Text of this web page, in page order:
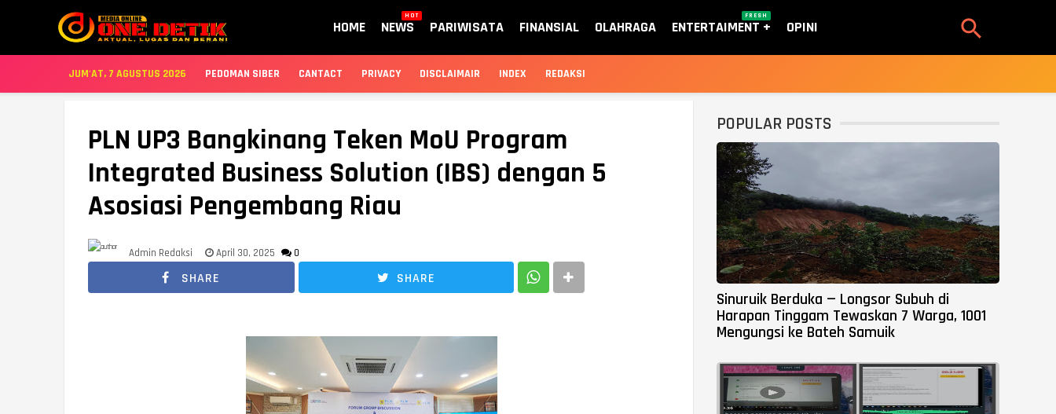
HOME NEWS
HOT
PARIWISATA FINANSIAL OLAHRAGA ENTERTAIMENT
FRESH
OPINI 
JUM'AT, 7 AGUSTUS 2026 PEDOMAN SIBER CANTACT PRIVACY DISCLAIMAIR INDEX REDAKSI
PLN UP3 Bangkinang Teken MoU Program
Integrated Business Solution (IBS) dengan 5
Asosiasi Pengembang Riau
Admin Redaksi April 30, 2025 0
SHARE SHARE
POPULAR POSTS
Sinuruik Berduka — Longsor Subuh di
Harapan Tinggam Tewaskan 7 Warga, 1001
Mengungsi ke Bateh Samuik